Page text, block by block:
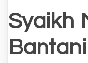
Syaikh
Bantani